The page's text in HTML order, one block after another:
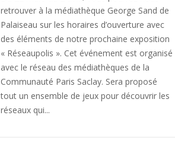
retrouver à la médiathèque George Sand de
Palaiseau sur les horaires d’ouverture avec
des éléments de notre prochaine exposition
« Réseaupolis ». Cet événement est organisé
avec le réseau des médiathèques de la
Communauté Paris Saclay. Sera proposé
tout un ensemble de jeux pour découvrir les
réseaux qui...